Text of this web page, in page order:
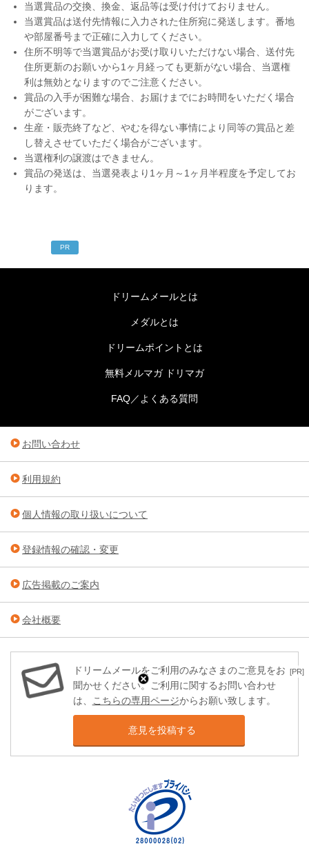
当選賞品の交換、換金、返品等は受け付けておりません。
当選賞品は送付先情報に入力された住所宛に発送します。番地
や部屋番号まで正確に入力してください。
住所不明等で当選賞品がお受け取りいただけない場合、送付先
住所更新のお願いから1ヶ月経っても更新がない場合、当選権
利は無効となりますのでご注意ください。
賞品の入手が困難な場合、お届けまでにお時間をいただく場合
がございます。
生産・販売終了など、やむを得ない事情により同等の賞品と差
し替えさせていただく場合がございます。
当選権利の譲渡はできません。
賞品の発送は、当選発表より1ヶ月～1ヶ月半程度を予定してお
ります。
[PR]
PR
ドリームメールとは
メダルとは
ドリームポイントとは
無料メルマガ ドリマガ
FAQ／よくある質問
お問い合わせ
利用規約
個人情報の取り扱いについて
登録情報の確認・変更
広告掲載のご案内
会社概要
ドリームメールをご利用のみなさまのご意見をお
聞かせください。ご利用に関するお問い合わせ
は、
こちらの専用ページからお願い致します。
意見を投稿する